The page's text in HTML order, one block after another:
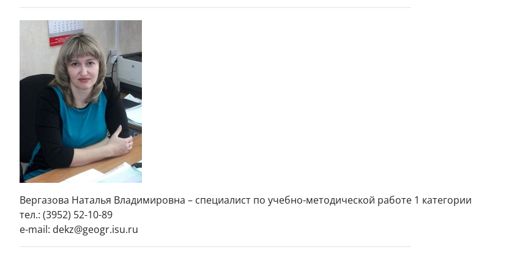
Вергазова Наталья Владимировна – специалист по учебно-методической работе 1 категории
тел.: (3952) 52-10-89
e-mail: dekz@geogr.isu.ru